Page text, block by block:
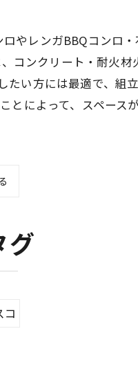
やレンガBBQコンロ
コンクリート・耐火
い方には最適で、組
とによって、スペース
グ
コ